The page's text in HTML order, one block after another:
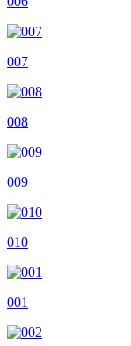
007
008
009
010
001